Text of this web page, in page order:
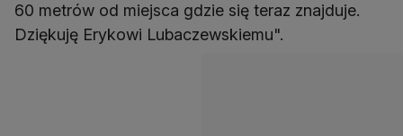
60 metrów od miejsca gdzie się teraz znajduje.
Dziękuję Erykowi Lubaczewskiemu".